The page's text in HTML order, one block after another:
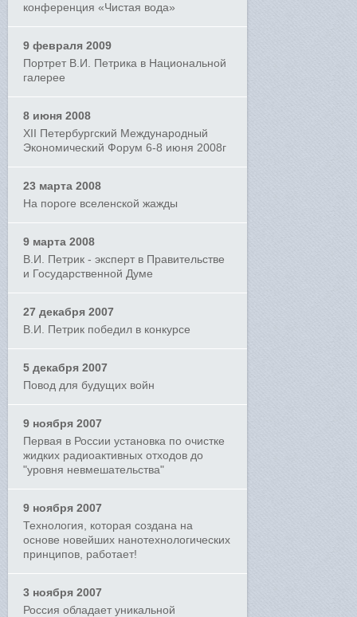
конференция «Чистая вода»
9 февраля 2009
Портрет В.И. Петрика в Национальной
галерее
8 июня 2008
XII Петербургский Международный
Экономический Форум 6-8 июня 2008г
23 марта 2008
На пороге вселенской жажды
9 марта 2008
В.И. Петрик - эксперт в Правительстве
и Государственной Думе
27 декабря 2007
В.И. Петрик победил в конкурсе
5 декабря 2007
Повод для будущих войн
9 ноября 2007
Первая в России установка по очистке
жидких радиоактивных отходов до
"уровня невмешательства"
9 ноября 2007
Технология, которая создана на
основе новейших нанотехнологических
принципов, работает!
3 ноября 2007
Россия обладает уникальной